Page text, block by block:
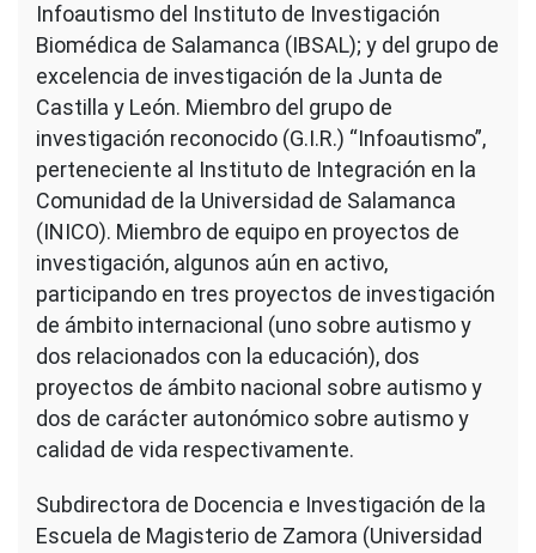
Infoautismo del Instituto de Investigación
Biomédica de Salamanca (IBSAL); y del grupo de
excelencia de investigación de la Junta de
Castilla y León. Miembro del grupo de
investigación reconocido (G.I.R.) “Infoautismo”,
perteneciente al Instituto de Integración en la
Comunidad de la Universidad de Salamanca
(INICO). Miembro de equipo en proyectos de
investigación, algunos aún en activo,
participando en tres proyectos de investigación
de ámbito internacional (uno sobre autismo y
dos relacionados con la educación), dos
proyectos de ámbito nacional sobre autismo y
dos de carácter autonómico sobre autismo y
calidad de vida respectivamente.
Subdirectora de Docencia e Investigación de la
Escuela de Magisterio de Zamora (Universidad